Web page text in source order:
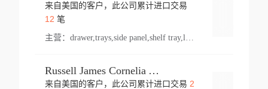
来自美国的客户，此公司累计进口交易
12 笔
主营：
Russell James Cornelia Arlington Va
来自美国的客户，此公司累计进口交易 2